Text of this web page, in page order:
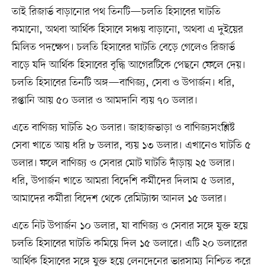
তাই রিজার্ভ বাড়ানোর পথ তিনটি—চলতি হিসাবের ঘাটতি
কমানো, অথবা আর্থিক হিসাবে সঞ্চয় বাড়ানো, অথবা এ দুইয়ের
মিলিত পদক্ষেপ। চলতি হিসাবের ঘাটতি বেড়ে গেলেও রিজার্ভ
বাড়ে যদি আর্থিক হিসাবের বৃদ্ধি আগেরটিকে পেছনে ফেলে দেয়।
চলতি হিসাবের তিনটি অঙ্গ—বাণিজ্য, সেবা ও উপার্জন। ধরি,
রপ্তানি আয় ৫০ ডলার ও আমদানি ব্যয় ৭০ ডলার।
এতে বাণিজ্য ঘাটতি ২০ ডলার। জাহাজভাড়া ও বাণিজ্যসংশ্লিষ্ট
সেবা খাতে আয় ধরি ৮ ডলার, ব্যয় ১৩ ডলার। এখানেও ঘাটতি ৫
ডলার। ফলে বাণিজ্য ও সেবার মোট ঘাটতি দাঁড়ায় ২৫ ডলার।
ধরি, উপার্জন খাতে আমরা বিদেশি কর্মীদের দিলাম ৫ ডলার,
আমাদের কর্মীরা বিদেশ থেকে রেমিট্যান্স আনল ১৫ ডলার।
এতে নিট উপার্জন ১০ ডলার, যা বাণিজ্য ও সেবার সঙ্গে যুক্ত হয়ে
চলতি হিসাবের ঘাটতি কমিয়ে দিল ১৫ ডলারে। এটি ২০ ডলারের
আর্থিক হিসাবের সঙ্গে যুক্ত হয়ে লেনদেনের ভারসাম্য নিশ্চিত করে